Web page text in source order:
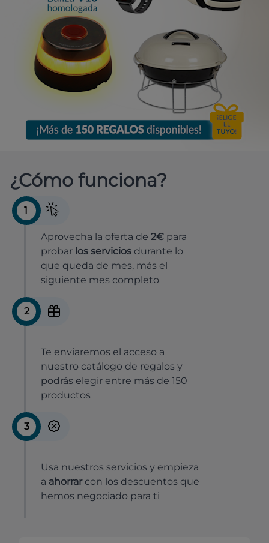
¿Cómo funciona?
1
Aprovecha la oferta de 2€ para
probar los servicios durante lo
que queda de mes, más el
siguiente mes completo
2
Te enviaremos el acceso a
nuestro catálogo de regalos y
podrás elegir entre más de 150
productos
3
Usa nuestros servicios y empieza
a ahorrar con los descuentos que
hemos negociado para ti